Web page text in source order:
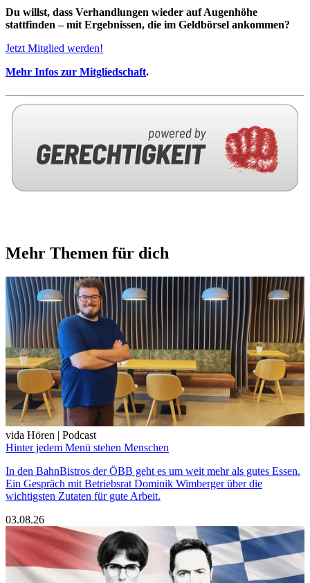
Du willst, dass Verhandlungen wieder auf Augenhöhe
stattfinden – mit Ergebnissen, die im Geldbörsel ankommen?
Jetzt Mitglied werden!
Mehr Infos zur Mitgliedschaft.
Mehr Themen für dich
vida Hören | Podcast
Hinter jedem Menü stehen Menschen
In den BahnBistros der ÖBB geht es um weit mehr als gutes Essen.
Ein Gespräch mit Betriebsrat Dominik Wimberger über die
wichtigsten Zutaten für gute Arbeit.
03.08.26